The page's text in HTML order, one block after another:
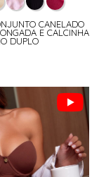
CANELADO
E CALCINHA
DUPLO